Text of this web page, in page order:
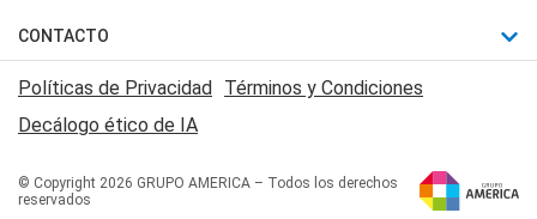
Judiciales
Economia
Trucos caseros
Series y Películas
Edictos y Solicitadas
Mundial
Automovilismo
Rugby
Básquet
Canal 7 en Vivo
San Juan 8
CONTACTO
Acerca de Nosotros
Contactanos
Políticas de Privacidad Términos y Condiciones
Decálogo ético de IA
© Copyright 2026 GRUPO AMERICA – Todos los derechos
reservados